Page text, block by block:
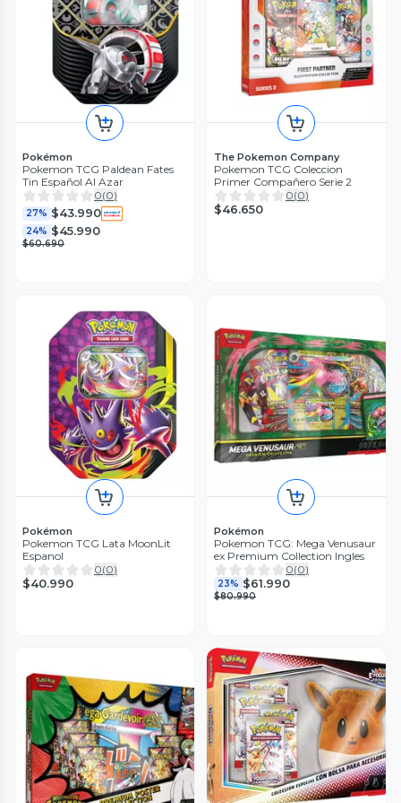
Pokémon
Pokemon TCG Paldean Fates
Tin Español Al Azar
0(0)
27% $43.990
24% $45.990
$60.690
The Pokemon Company
Pokemon TCG Coleccion
Primer Compañero Serie 2
0(0)
$46.650
Pokémon
Pokemon TCG Lata MoonLit
Espanol
0(0)
$40.990
Pokémon
Pokemon TCG: Mega Venusaur
ex Premium Collection Ingles
0(0)
23% $61.990
$80.990